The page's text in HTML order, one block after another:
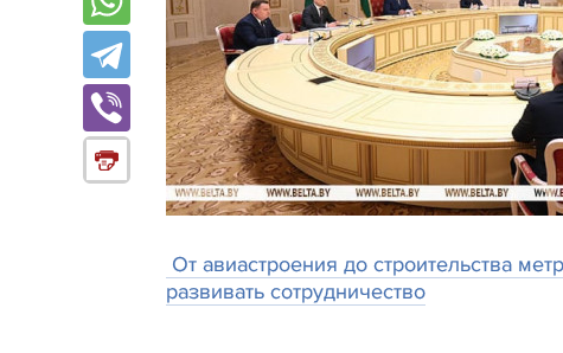
От авиастроения до строительства
развивать сотрудничество